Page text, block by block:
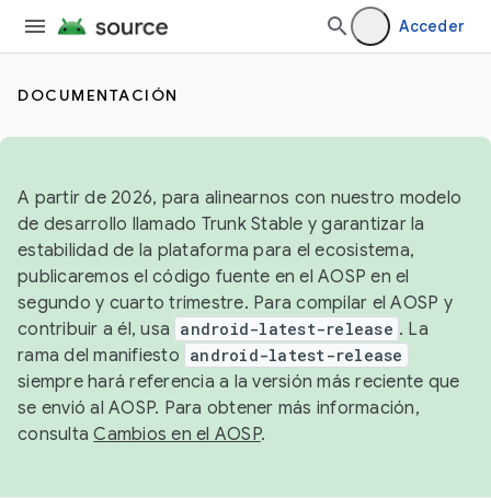
Acceder
DOCUMENTACIÓN
A partir de 2026, para alinearnos con nuestro modelo
de desarrollo llamado Trunk Stable y garantizar la
estabilidad de la plataforma para el ecosistema,
publicaremos el código fuente en el AOSP en el
segundo y cuarto trimestre. Para compilar el AOSP y
contribuir a él, usa android-latest-release . La
rama del manifiesto android-latest-release
siempre hará referencia a la versión más reciente que
se envió al AOSP. Para obtener más información,
consultaCambios en el AOSP.